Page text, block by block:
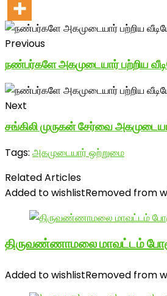
Previous
நண்பர்களே அகமுடையார் பற்றிய
Next
சங்கிலி முருகன் சேர்வை
Tags: அகமுடையார் ஒற்றுமை
Related Articles
Added to wishlistRemoved from
திருவண்ணாமலை மாவட்டம்
Added to wishlistRemoved from